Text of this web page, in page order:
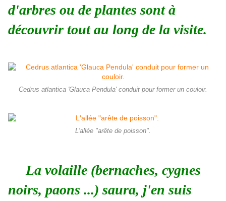
d'arbres ou de plantes sont à
découvrir tout au long de la visite.
Cedrus atlantica 'Glauca Pendula' conduit pour former un couloir.
L'allée "arête de poisson".
La volaille (bernaches, cygnes
noirs, paons ...) saura, j'en suis